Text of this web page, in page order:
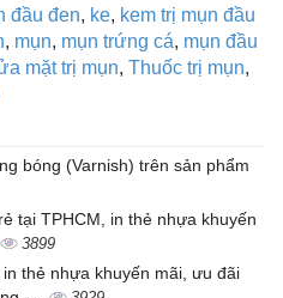
đầu đen, ke, kem trị mụn đầu
, mụn, mụn trứng cá, mụn đầu
mặt trị mụn, Thuốc trị mụn,
bóng (Varnish) trên sản phẩm
tại TPHCM, in thẻ nhựa khuyến
3899
in thẻ nhựa khuyến mãi, ưu đãi